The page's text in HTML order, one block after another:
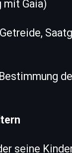
mit Gaia)
seine